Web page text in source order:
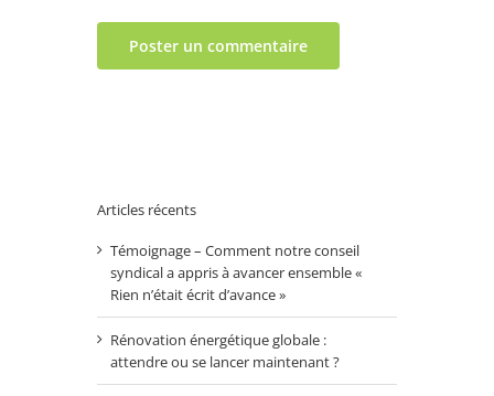
Articles récents
Témoignage – Comment notre conseil
syndical a appris à avancer ensemble «
Rien n’était écrit d’avance »
Rénovation énergétique globale :
attendre ou se lancer maintenant ?